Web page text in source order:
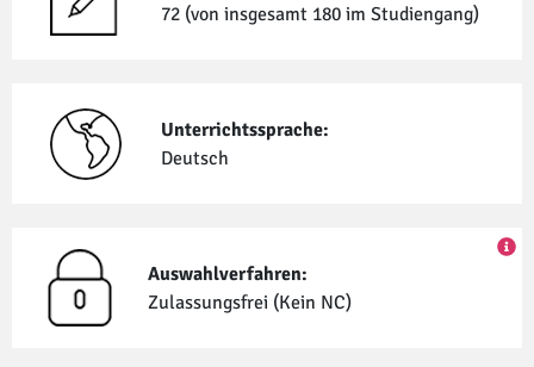
72 (von insgesamt 180 im Studiengang)
Unterrichtssprache:
Deutsch
Auswahlverfahren:
Zulassungsfrei (Kein NC)